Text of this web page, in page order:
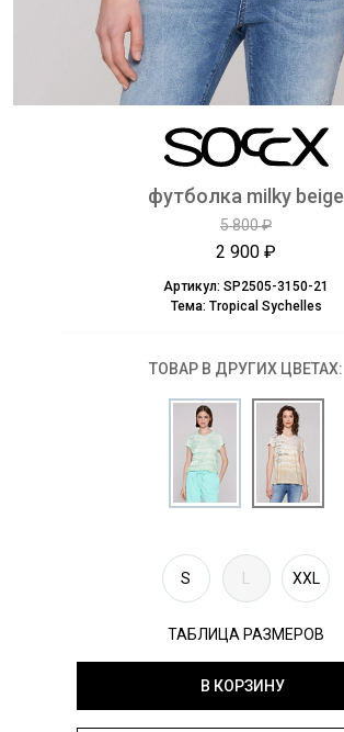
футболка milky beige
5 800 ₽
2 900 ₽
Артикул: SP2505-3150-21
Тема: Tropical Sychelles
ТОВАР В ДРУГИХ ЦВЕТАХ:
S L XXL
ТАБЛИЦА РАЗМЕРОВ
В КОРЗИНУ